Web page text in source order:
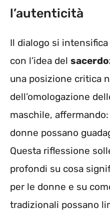
l’autenticità
Il dialogo si
con l’idea del
una posizione critica
dell’omologazione
maschile,
donne possano
Questa riflessione
profondi su cosa
per le donne e su
tradizionali possano